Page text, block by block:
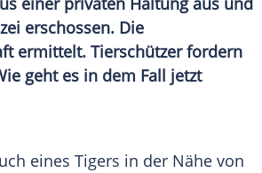
erschossen. Die
ermittelt. Tierschützer fordern
geht es in dem Fall jetzt
eines Tigers in der Nähe von